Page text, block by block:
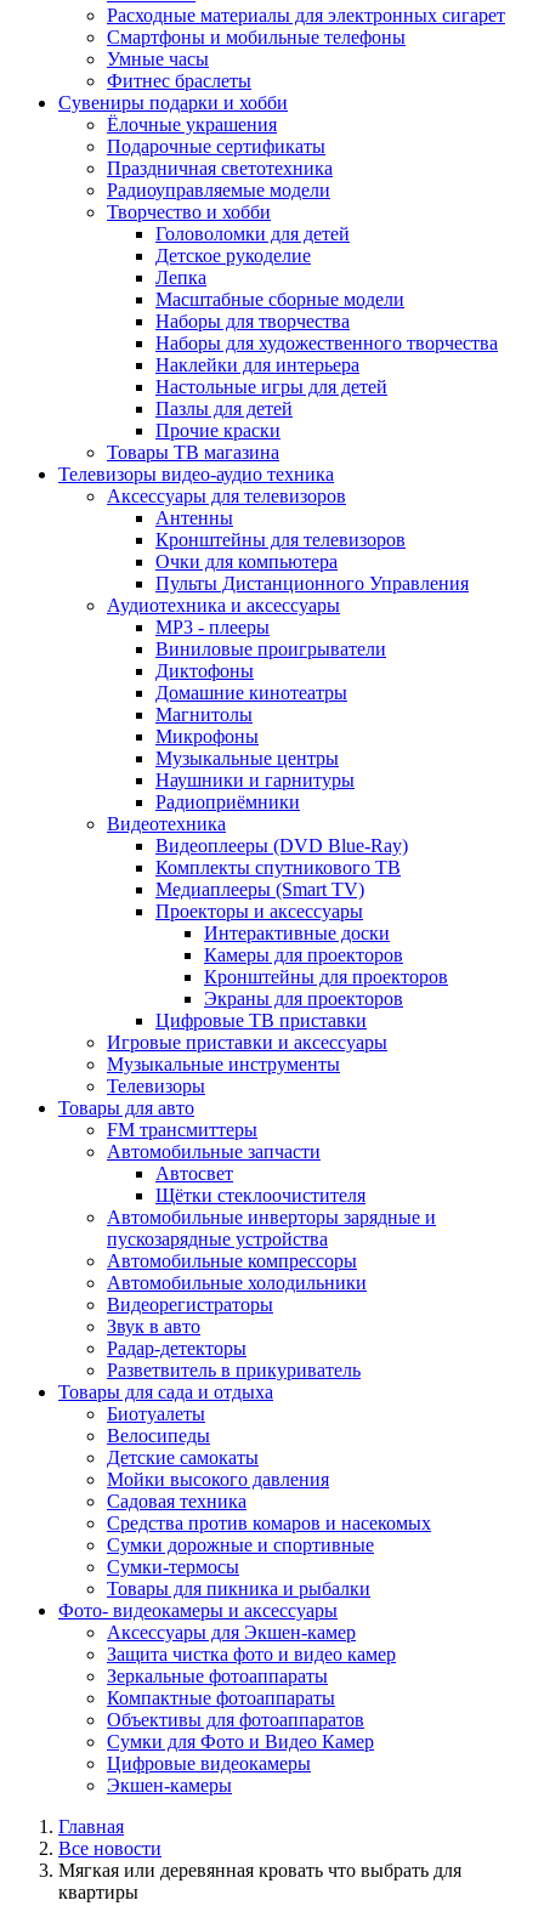
Расходные материалы для электронных сигарет
Смартфоны и мобильные телефоны
Умные часы
Фитнес браслеты
Сувениры подарки и хобби
Ёлочные украшения
Подарочные сертификаты
Праздничная светотехника
Радиоуправляемые модели
Творчество и хобби
Головоломки для детей
Детское рукоделие
Лепка
Масштабные сборные модели
Наборы для творчества
Наборы для художественного творчества
Наклейки для интерьера
Настольные игры для детей
Пазлы для детей
Прочие краски
Товары ТВ магазина
Телевизоры видео-аудио техника
Аксессуары для телевизоров
Антенны
Кронштейны для телевизоров
Очки для компьютера
Пульты Дистанционного Управления
Аудиотехника и аксессуары
MP3 - плееры
Виниловые проигрыватели
Диктофоны
Домашние кинотеатры
Магнитолы
Микрофоны
Музыкальные центры
Наушники и гарнитуры
Радиоприёмники
Видеотехника
Видеоплееры (DVD Blue-Ray)
Комплекты спутникового ТВ
Медиаплееры (Smart TV)
Проекторы и аксессуары
Интерактивные доски
Камеры для проекторов
Кронштейны для проекторов
Экраны для проекторов
Цифровые ТВ приставки
Игровые приставки и аксессуары
Музыкальные инструменты
Телевизоры
Товары для авто
FM трансмиттеры
Автомобильные запчасти
Автосвет
Щётки стеклоочистителя
Автомобильные инверторы зарядные и
пускозарядные устройства
Автомобильные компрессоры
Автомобильные холодильники
Видеорегистраторы
Звук в авто
Радар-детекторы
Разветвитель в прикуриватель
Товары для сада и отдыха
Биотуалеты
Велосипеды
Детские самокаты
Мойки высокого давления
Садовая техника
Средства против комаров и насекомых
Сумки дорожные и спортивные
Сумки-термосы
Товары для пикника и рыбалки
Фото- видеокамеры и аксессуары
Аксессуары для Экшен-камер
Защита чистка фото и видео камер
Зеркальные фотоаппараты
Компактные фотоаппараты
Объективы для фотоаппаратов
Сумки для Фото и Видео Камер
Цифровые видеокамеры
Экшен-камеры
Главная
Все новости
Мягкая или деревянная кровать что выбрать для
квартиры